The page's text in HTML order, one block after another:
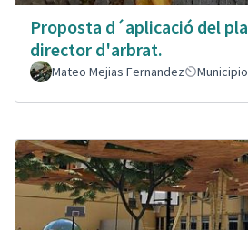
Proposta d´aplicació del pla
director d'arbrat.
Mateo Mejias Fernandez Municipio